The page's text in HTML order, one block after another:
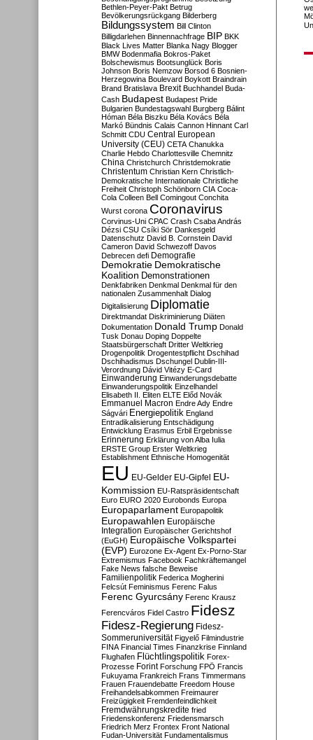
Bethlen-Peyer-Pakt Betrug
Bevölkerungsrückgang Bilderberg
Bildungssystem Bill Clinton
Billigdarlehen Binnennachfrage BIP BKK
Black Lives Matter Blanka Nagy Blogger
BMW Bodenmafia Bokros-Paket
Bolschewismus Bootsunglück Boris
Johnson Boris Nemzow Borsod 6 Bosnien-
Herzegowina Boulevard Boykott Braindrain
Brand Bratislava Brexit Buchhandel Buda-
Cash Budapest Budapest Pride
Bulgarien Bundestagswahl Burgberg Bálint
Hóman Béla Biszku Béla Kovács Béla
Markó Bündnis Calais Cannon Hinnant Carl
Schmitt CDU Central European
University (CEU) CETA Chanukka
Charlie Hebdo Charlottesville Chemnitz
China Christchurch Christdemokratie
Christentum Christian Kern Christlich-
Demokratische Internationale Christliche
Freiheit Christoph Schönborn CIA Coca-
Cola Colleen Bell Comingout Conchita
Wurst corona Coronavirus
Corvinus-Uni CPAC Crash Csaba András
Dézsi CSU Csíki Sör Dankesgeld
Datenschutz David B. Cornstein David
Cameron David Schwezoff Davos
Debrecen defi Demografie
Demokratie Demokratische
Koalition Demonstrationen
Denkfabriken Denkmal Denkmal für den
nationalen Zusammenhalt Dialog
Digitalisierung Diplomatie
Direktmandat Diskriminierung Diäten
Dokumentation Donald Trump Donald
Tusk Donau Doping Doppelte
Staatsbürgerschaft Dritter Weltkrieg
Drogenpolitik Drogentestpflicht Dschihad
Dschihadismus Dschungel Dublin-III-
Verordnung Dávid Vitézy E-Card
Einwanderung Einwanderungsdebatte
Einwanderungspolitik Einzelhandel
Elisabeth II. Eliten ELTE Előd Novák
Emmanuel Macron Endre Ady Endre
Ságvári Energiepolitik England
Entradikalisierung Entschädigung
Entwicklung Erasmus Erbil Ergebnisse
Erinnerung Erklärung von Alba Iulia
ERSTE Group Erster Weltkrieg
Establishment Ethnische Homogenität
EU EU-Gelder EU-Gipfel EU-
Kommission EU-Ratspräsidentschaft
Euro EURO 2020 Eurobonds Europa
Europaparlament Europapolitik
Europawahlen Europäische
Integration Europäischer Gerichtshof
(EuGH) Europäische Volkspartei
(EVP) Eurozone Ex-Agent Ex-Porno-Star
Extremismus Facebook Fachkräftemangel
Fake News falsche Beweise
Familienpolitik Federica Mogherini
Felcsút Feminismus Ferenc Falus
Ferenc Gyurcsány Ferenc Krausz
Ferencváros Fidel Castro Fidesz
Fidesz-Regierung Fidesz-
Sommeruniversität Figyelő Filmindustrie
FINA Financial Times Finanzkrise Finnland
Flughafen Flüchtlingspolitik Forex-
Prozesse Forint Forschung FPÖ Francis
Fukuyama Frankreich Frans Timmermans
Frauen Frauendebatte Freedom House
Freihandelsabkommen Freimaurer
Freizügigkeit Fremdenfeindlichkeit
Fremdwährungskredite fried
Friedenskonferenz Friedensmarsch
Friedrich Merz Frontex Front National
Fudan-Universität Fundamentalismus